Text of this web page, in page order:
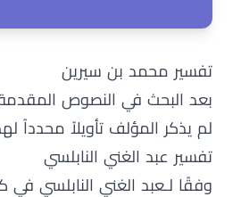
تفسير محمد بن سيرين
بعد البحث في النصوص المقدمة
لم يذكر المؤلف تأويلاً محدداً
تفسير عبد الغني النابلسي